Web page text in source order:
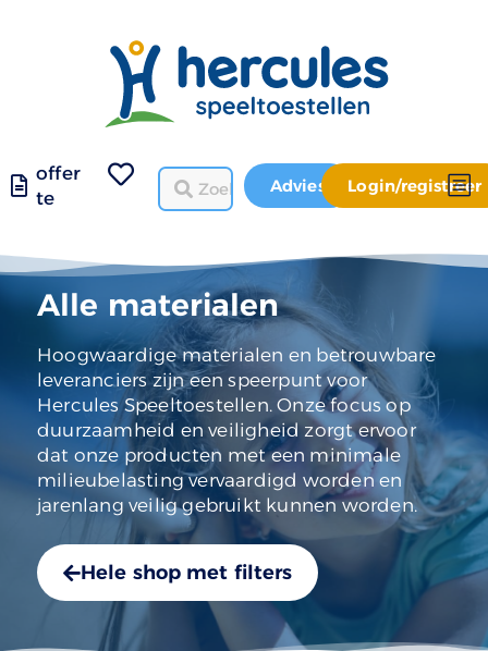
offer
te
Advies Login/registreer
Alle materialen
Hoogwaardige materialen en betrouwbare
leveranciers zijn een speerpunt voor
Hercules Speeltoestellen. Onze focus op
duurzaamheid en veiligheid zorgt ervoor
dat onze producten met een minimale
milieubelasting vervaardigd worden en
jarenlang veilig gebruikt kunnen worden.
Hele shop met filters